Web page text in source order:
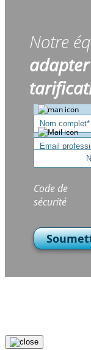
Notre
adapter
Code de
sécurité